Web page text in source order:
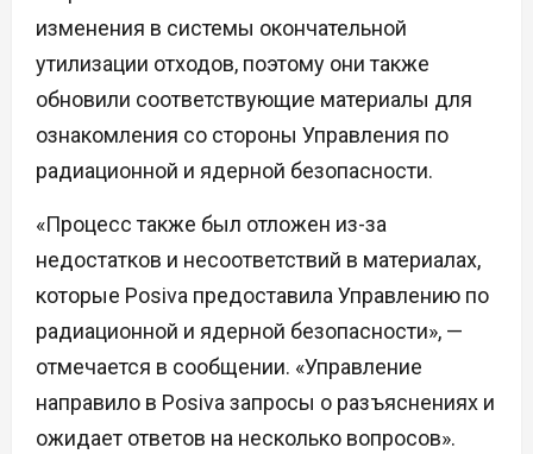
изменения в системы окончательной
утилизации отходов, поэтому они также
обновили соответствующие материалы для
ознакомления со стороны Управления по
радиационной и ядерной безопасности.
«Процесс также был отложен из-за
недостатков и несоответствий в материалах,
которые Posiva предоставила Управлению по
радиационной и ядерной безопасности», —
отмечается в сообщении. «Управление
направило в Posiva запросы о разъяснениях и
ожидает ответов на несколько вопросов».